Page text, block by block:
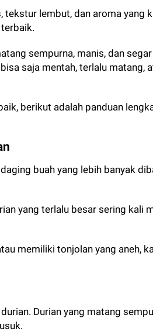
tekstur lembut, dan aroma yang
sempurna, manis, dan
saja mentah, terlalu matang,
berikut adalah panduan
buah yang lebih banyak
yang terlalu besar sering kali
memiliki tonjolan yang aneh,
Durian yang matang